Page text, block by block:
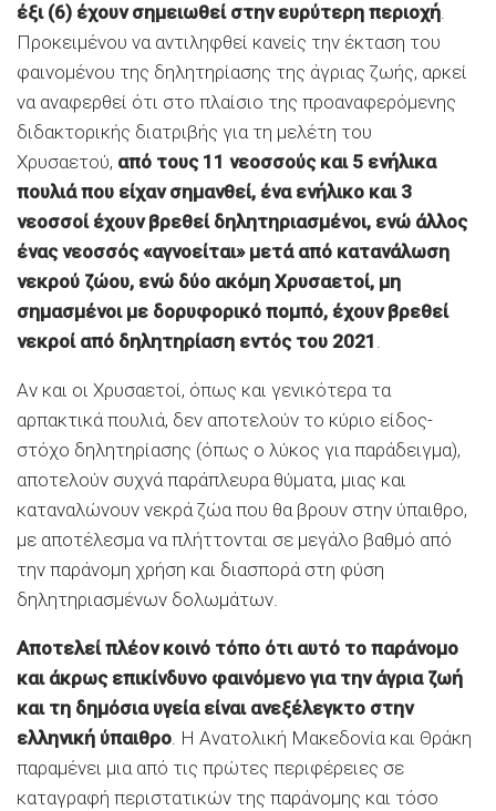
έξι (6) έχουν σημειωθεί στην ευρύτερη περιοχή.
Προκειμένου να αντιληφθεί κανείς την έκταση του
φαινομένου της δηλητηρίασης της άγριας ζωής, αρκεί
να αναφερθεί ότι στο πλαίσιο της προαναφερόμενης
διδακτορικής διατριβής για τη μελέτη του
Χρυσαετού, από τους 11 νεοσσούς και 5 ενήλικα
πουλιά που είχαν σημανθεί, ένα ενήλικο και 3
νεοσσοί έχουν βρεθεί δηλητηριασμένοι, ενώ άλλος
ένας νεοσσός «αγνοείται» μετά από κατανάλωση
νεκρού ζώου, ενώ δύο ακόμη Χρυσαετοί, μη
σημασμένοι με δορυφορικό πομπό, έχουν βρεθεί
νεκροί από δηλητηρίαση εντός του 2021 .
Αν και οι Χρυσαετοί, όπως και γενικότερα τα
αρπακτικά πουλιά, δεν αποτελούν το κύριο είδος-
στόχο δηλητηρίασης (όπως ο λύκος για παράδειγμα),
αποτελούν συχνά παράπλευρα θύματα, μιας και
καταναλώνουν νεκρά ζώα που θα βρουν στην ύπαιθρο,
με αποτέλεσμα να πλήττονται σε μεγάλο βαθμό από
την παράνομη χρήση και διασπορά στη φύση
δηλητηριασμένων δολωμάτων.
Αποτελεί πλέον κοινό τόπο ότι αυτό το παράνομο
και άκρως επικίνδυνο φαινόμενο για την άγρια ζωή
και τη δημόσια υγεία είναι ανεξέλεγκτο στην
ελληνική ύπαιθρο. Η Ανατολική Μακεδονία και Θράκη
παραμένει μια από τις πρώτες περιφέρειες σε
καταγραφή περιστατικών της παράνομης και τόσο